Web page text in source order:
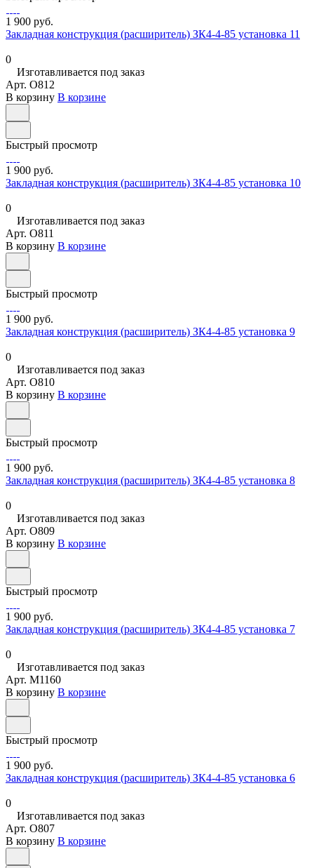
1 900 руб.
Закладная конструкция (расширитель) ЗК4-4-85 установка 11
0
Изготавливается под заказ
Арт. O812
В корзину В корзине
Быстрый просмотр
1 900 руб.
Закладная конструкция (расширитель) ЗК4-4-85 установка 10
0
Изготавливается под заказ
Арт. O811
В корзину В корзине
Быстрый просмотр
1 900 руб.
Закладная конструкция (расширитель) ЗК4-4-85 установка 9
0
Изготавливается под заказ
Арт. O810
В корзину В корзине
Быстрый просмотр
1 900 руб.
Закладная конструкция (расширитель) ЗК4-4-85 установка 8
0
Изготавливается под заказ
Арт. O809
В корзину В корзине
Быстрый просмотр
1 900 руб.
Закладная конструкция (расширитель) ЗК4-4-85 установка 7
0
Изготавливается под заказ
Арт. M1160
В корзину В корзине
Быстрый просмотр
1 900 руб.
Закладная конструкция (расширитель) ЗК4-4-85 установка 6
0
Изготавливается под заказ
Арт. O807
В корзину В корзине